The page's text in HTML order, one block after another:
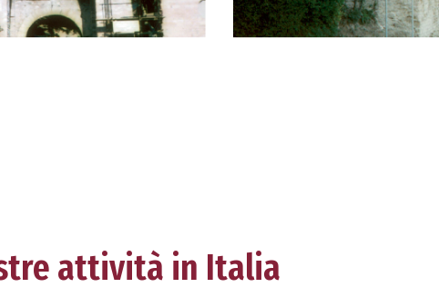
attività in Italia